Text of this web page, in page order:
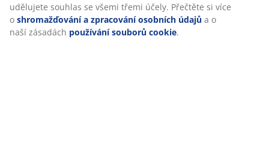
Hodnocení
(30)
udělujete souhlas se všemi třemi účely. Přečtěte si více
o shromažďování a zpracování osobních údajů a o
naší zásadách používání souborů cookie.